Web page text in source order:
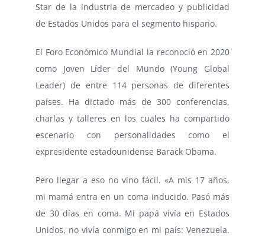
Star de la industria de mercadeo y publicidad
de Estados Unidos para el segmento hispano.
El Foro Económico Mundial la reconoció en 2020
como Joven Líder del Mundo (Young Global
Leader) de entre 114 personas de diferentes
países. Ha dictado más de 300 conferencias,
charlas y talleres en los cuales ha compartido
escenario con personalidades como el
expresidente estadounidense Barack Obama.
Pero llegar a eso no vino fácil. «A mis 17 años,
mi mamá entra en un coma inducido. Pasó más
de 30 días en coma. Mi papá vivía en Estados
Unidos, no vivía conmigo en mi país: Venezuela.